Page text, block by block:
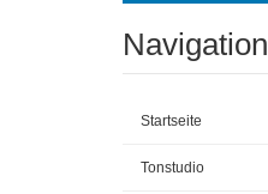
Navigation
Startseite
Tonstudio